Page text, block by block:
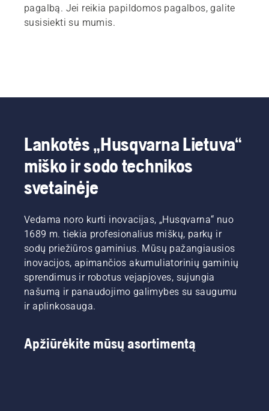
pagalbą. Jei reikia papildomos pagalbos, galite
susisiekti su mumis.
Lankotės „Husqvarna Lietuva“
miško ir sodo technikos
svetainėje
Vedama noro kurti inovacijas, „Husqvarna“ nuo
1689 m. tiekia profesionalius miškų, parkų ir
sodų priežiūros gaminius. Mūsų pažangiausios
inovacijos, apimančios akumuliatorinių gaminių
sprendimus ir robotus vejapjoves, sujungia
našumą ir panaudojimo galimybes su saugumu
ir aplinkosauga.
Apžiūrėkite mūsų asortimentą